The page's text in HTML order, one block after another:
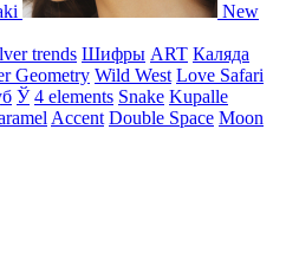
New
trends Шифры ART Каляда
Geometry Wild West Love Safari
Ў 4 elements Snake Kupalle
Accent Double Space Moon